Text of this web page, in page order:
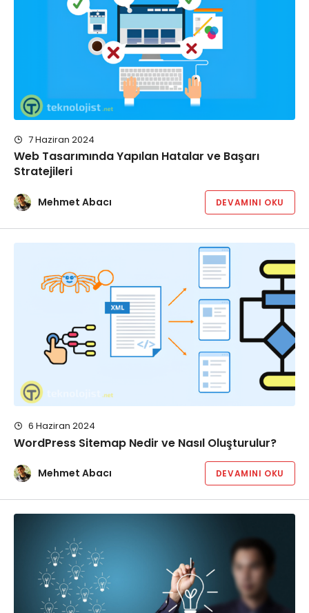
7 Haziran 2024
Web Tasarımında Yapılan Hatalar ve Başarı
Stratejileri
Mehmet Abacı DEVAMINI OKU
6 Haziran 2024
WordPress Sitemap Nedir ve Nasıl Oluşturulur?
Mehmet Abacı DEVAMINI OKU